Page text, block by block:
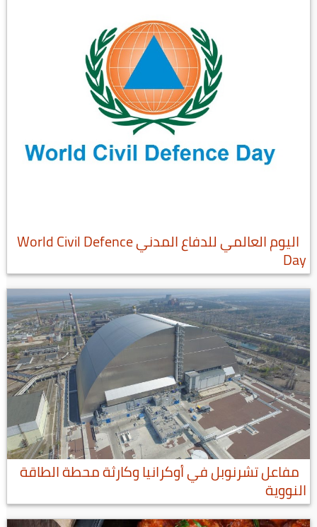
اليوم العالمي للدفاع المدني World Civil Defence
Day
مفاعل تشرنوبل في أوكرانيا وكارثة محطة الطاقة
النووية